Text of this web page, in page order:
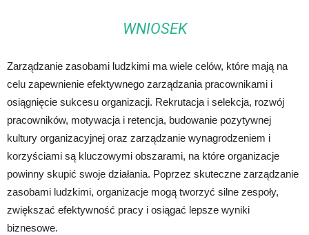
WNIOSEK
Zarządzanie zasobami ludzkimi ma wiele celów, które mają na
celu zapewnienie efektywnego zarządzania pracownikami i
osiągnięcie sukcesu organizacji. Rekrutacja i selekcja, rozwój
pracowników, motywacja i retencja, budowanie pozytywnej
kultury organizacyjnej oraz zarządzanie wynagrodzeniem i
korzyściami są kluczowymi obszarami, na które organizacje
powinny skupić swoje działania. Poprzez skuteczne zarządzanie
zasobami ludzkimi, organizacje mogą tworzyć silne zespoły,
zwiększać efektywność pracy i osiągać lepsze wyniki
biznesowe.